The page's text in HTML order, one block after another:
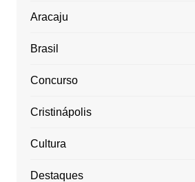
Aracaju
Brasil
Concurso
Cristinápolis
Cultura
Destaques